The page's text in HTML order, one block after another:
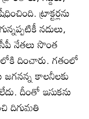
ట్రాక్టర్లను
నదులు,
నేతలు సొంత
దించారు. గతంలో
జగనన్న కాలనీలకు
దీంతో ఇసుకను
దిగుమతి